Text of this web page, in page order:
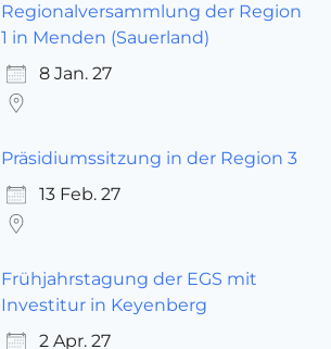
Regionalversammlung der Region
1 in Menden (Sauerland)
8 Jan. 27
Präsidiumssitzung in der Region 3
13 Feb. 27
Frühjahrstagung der EGS mit
Investitur in Keyenberg
2 Apr. 27